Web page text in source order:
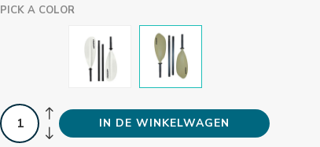
PICK A COLOR
IN DE WINKELWAGEN